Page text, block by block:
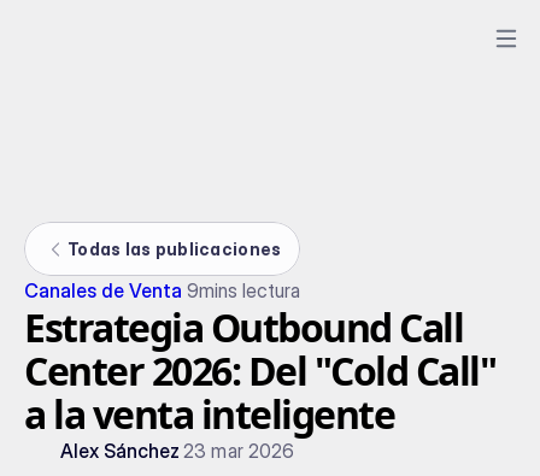
Todas las publicaciones
Canales de Venta 9mins lectura
Estrategia Outbound Call
Center 2026: Del "Cold Call"
a la venta inteligente
Alex Sánchez 23 mar 2026